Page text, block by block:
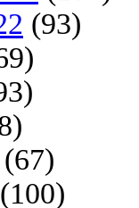
(93)
(67)
(100)